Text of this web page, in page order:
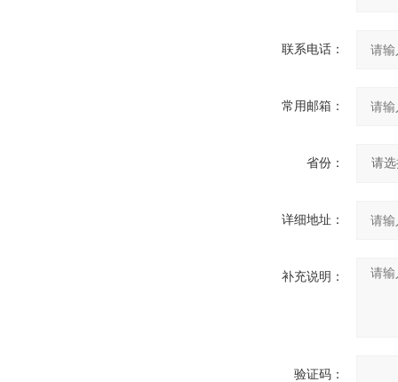
联系电话：
常用邮箱：
省份：
详细地址：
补充说明：
验证码：